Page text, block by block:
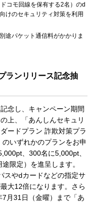
コモ回線を保有する2名）のd
けのセキュリティ対策を利用
途パケット通信料がかかりま
ランリリース記念抽
念し、キャンペーン期間
上、「あんしんセキュリ
ードプラン 詐欺対策プラ
いずれかのプランをお申
、300名に5,000pt、
限定）を進呈します。
スやdカードなどの指定サ
大12倍になります。さら
月31日（金曜）まで「あ